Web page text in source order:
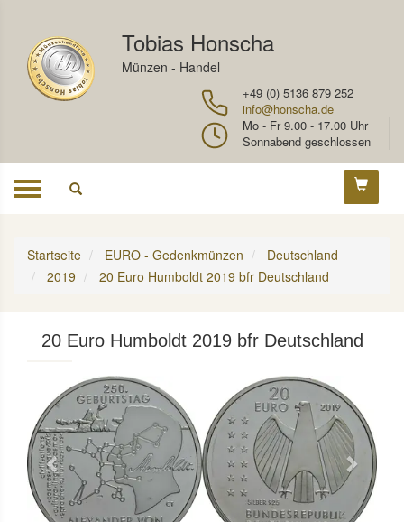
Tobias Honscha
Münzen - Handel
+49 (0) 5136 879 252
info@honscha.de
Mo - Fr 9.00 - 17.00 Uhr
Sonnabend geschlossen
Toggle
Startseite EURO - Gedenkmünzen
Deutschland
2019
20 Euro Humboldt 2019 bfr Deutschland
20 Euro Humboldt 2019 bfr Deutschland
Previous Next